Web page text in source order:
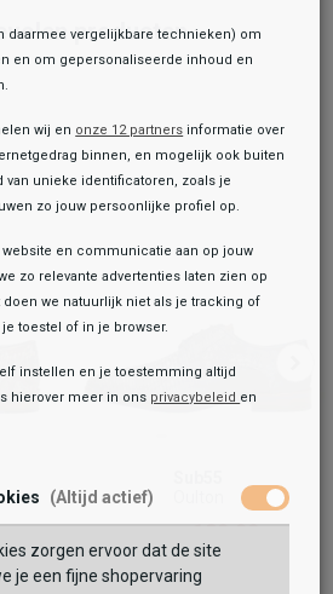
Gekleed Laag
99,99
59,99
Maat:
producten
129,99
je winkeltas!
daarmee vergelijkbare technieken) om
en om gepersonaliseerde inhoud en
wij en onze 12 partners informatie over
binnen, en mogelijk ook buiten
van unieke identificatoren, zoals je
zo jouw persoonlijke profiel op.
en communicatie aan op jouw
zo relevante advertenties laten zien op
doen we natuurlijk niet als je tracking of
toestel of in je browser.
instellen en je toestemming altijd
hierover meer in ons privacybeleid en
(Altijd actief)
zorgen ervoor dat de site
je een fijne shopervaring